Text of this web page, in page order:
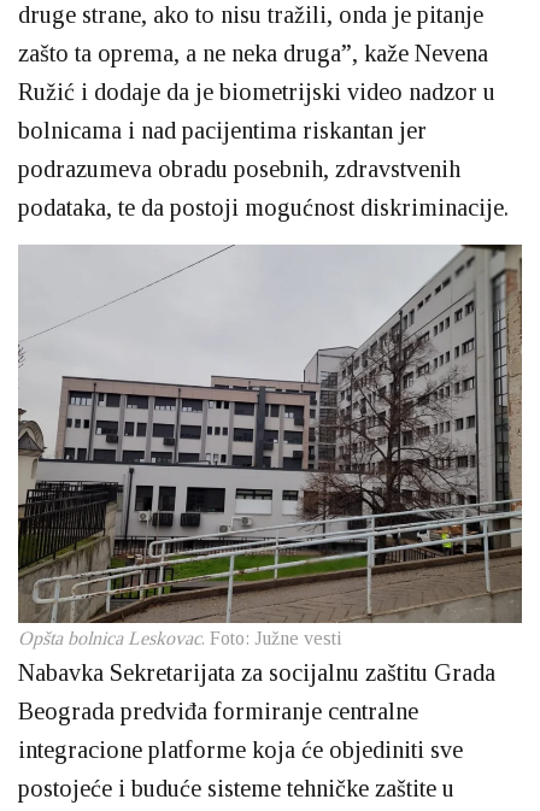
druge strane, ako to nisu tražili, onda je pitanje
zašto ta oprema, a ne neka druga”, kaže Nevena
Ružić i dodaje da je biometrijski video nadzor u
bolnicama i nad pacijentima riskantan jer
podrazumeva obradu posebnih, zdravstvenih
podataka, te da postoji mogućnost diskriminacije.
Opšta bolnica Leskovac. Foto: Južne vesti
Nabavka Sekretarijata za socijalnu zaštitu Grada
Beograda predviđa formiranje centralne
integracione platforme koja će objediniti sve
postojeće i buduće sisteme tehničke zaštite u